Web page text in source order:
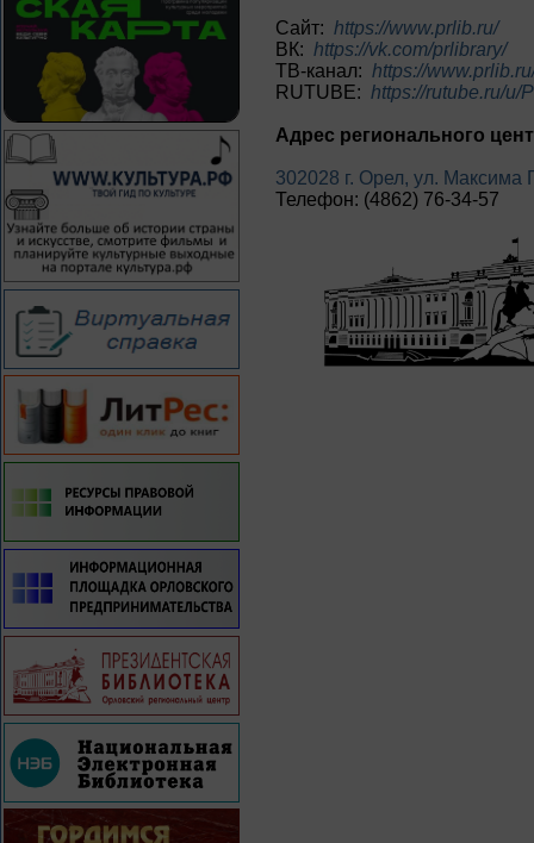
Сайт: https://www.prlib.ru/
ВК: https://vk.com/prlibrary/
ТВ-канал: https://
RUTUBE: https://rutube.ru/u/
Адрес регионального
302028 г. Орел, ул. Максима
Телефон: (4862) 76-34-57